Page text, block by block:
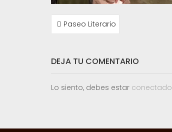
NAVEGACIÓN
DEPaseo Literario
DEJA TU COMENTARIO
Lo siento, debes estar conectado